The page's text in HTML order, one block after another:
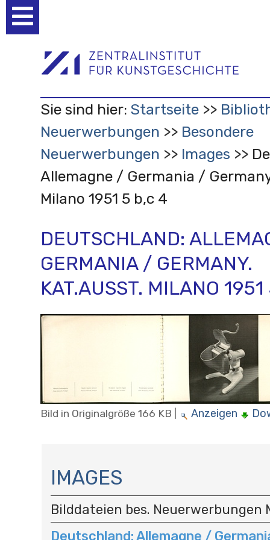
Werkzeuge
Sie sind hier: Startseite
Neuerwerbungen
Besondere
Neuerwerbungen
Images
Allemagne / Germania /
Milano 1951 5 b,c 4
DEUTSCHLAND:
GERMANIA / GERMANY.
KAT.AUSST. MILANO
Bild in Originalgröße 166 KB Anzeigen
A
V
I
G
A
IMAGES
Bilddateien bes. Neuerwerbungen
Deutschland: Allemagne /